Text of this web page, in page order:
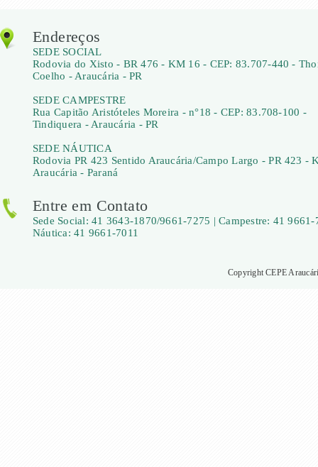
Endereços
SEDE SOCIAL
Rodovia do Xisto - BR 476 - KM 16 - CEP: 83.707-440 -
Coelho - Araucária - PR
SEDE CAMPESTRE
Rua Capitão Aristóteles Moreira - n°18 - CEP: 83.708-100 -
Tindiquera - Araucária - PR
SEDE NÁUTICA
Rodovia PR 423 Sentido Araucária/Campo Largo - PR 423 -
Araucária - Paraná
Entre em Contato
Sede Social: 41 3643-1870/9661-7275 | Campestre: 41 9661-
Náutica: 41 9661-7011
Copyright CEPE